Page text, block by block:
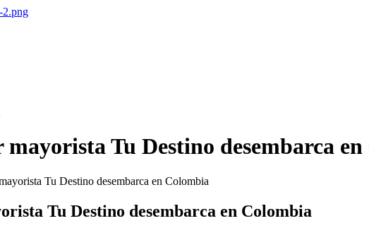
Tu Destino desembarca
Tu Destino desembarca en Colombia
Tu Destino desembarca en Colombia